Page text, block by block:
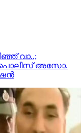
വാ..;
പൊലീസ് അസോ.